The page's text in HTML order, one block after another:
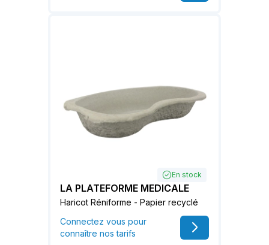
En stock
LA PLATEFORME MEDICALE
Haricot Réniforme - Papier recyclé
Connectez vous pour
connaître nos tarifs